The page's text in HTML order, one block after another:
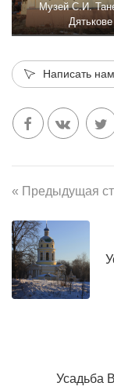
Музей С.И.
Дятькове
Написать нам
« Предыдущая
Усадьба